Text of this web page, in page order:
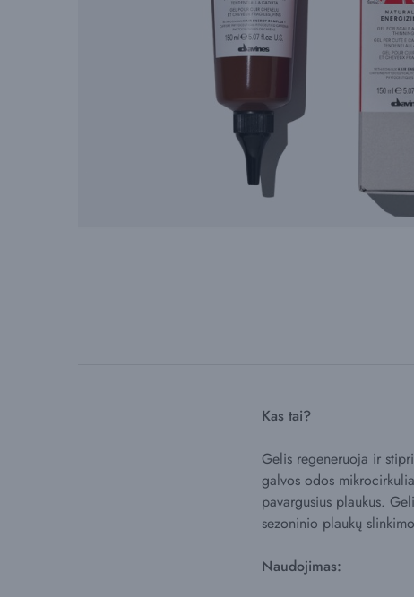
Kas tai?
Gelis regeneruoja ir
galvos odos
pavargusius plaukus.
sezoninio plaukų
Naudojimas: